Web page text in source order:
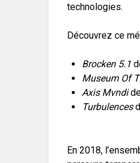
technologies.
Découvrez ce
Brocken 5.1
Museum Of
Axis Mvndi
Turbulences
En 2018,